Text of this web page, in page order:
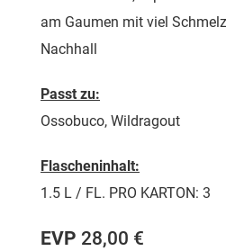
am Gaumen mit viel
Nachhall
Passt zu:
Ossobuco, Wildragout
Flascheninhalt:
1.5 L / FL. PRO KARTON: 3
EVP 28,00 €